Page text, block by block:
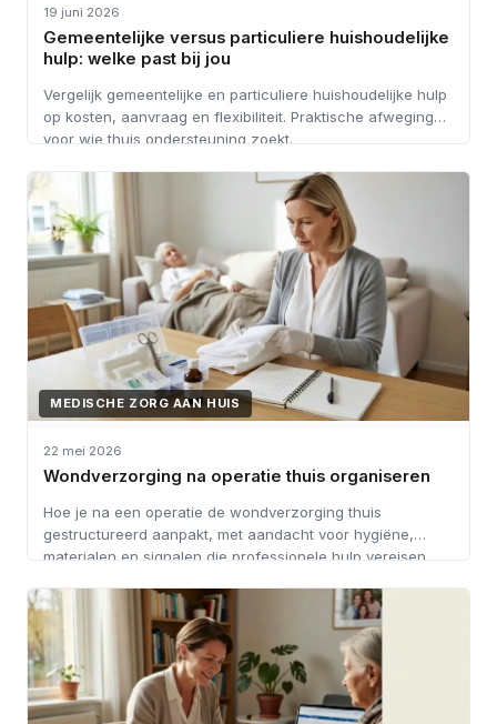
19 juni 2026
Gemeentelijke versus particuliere huishoudelijke
hulp: welke past bij jou
Vergelijk gemeentelijke en particuliere huishoudelijke hulp
op kosten, aanvraag en flexibiliteit. Praktische afwegingen
voor wie thuis ondersteuning zoekt.
MEDISCHE ZORG AAN HUIS
22 mei 2026
Wondverzorging na operatie thuis organiseren
Hoe je na een operatie de wondverzorging thuis
gestructureerd aanpakt, met aandacht voor hygiëne,
materialen en signalen die professionele hulp vereisen.